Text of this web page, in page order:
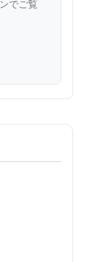
でご覧